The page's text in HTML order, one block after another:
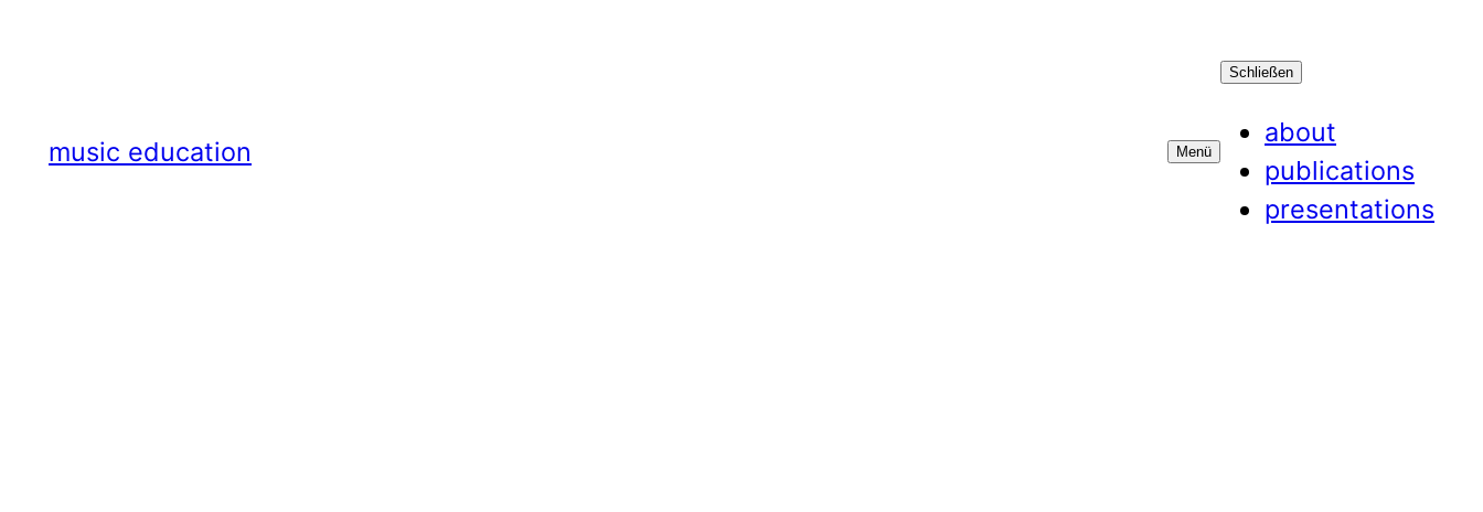
music education
Menü
Schließen
about
publications
presentations